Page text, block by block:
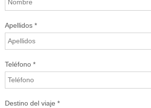
Hoteles
Email *
Teléfono *
Mensaje *
Apellidos *
Teléfono *
Destino del viaje *